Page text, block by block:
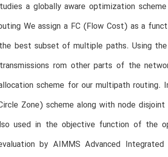
a globally aware optimization
We assign a FC (Flow Cost) as a
best subset of multiple paths. Using
rom other parts of the
scheme for our multipath
Zone) scheme along with node
used in the objective function of the
by AIMMS Advanced